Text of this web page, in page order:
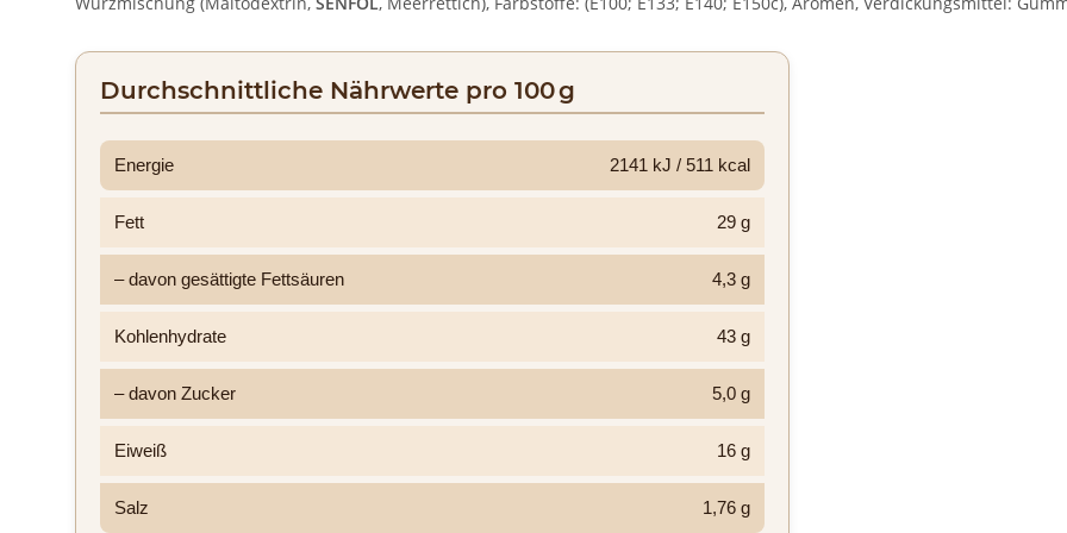
Durchschnittliche Nährwerte pro 100 g
Energie 2141 kJ / 511 kcal
Fett 29 g
– davon gesättigte Fettsäuren 4,3 g
Kohlenhydrate 43 g
– davon Zucker 5,0 g
Eiweiß 16 g
Salz 1,76 g